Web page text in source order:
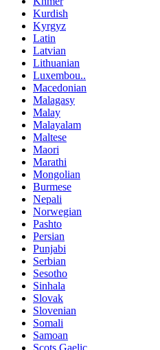
Kurdish
Kyrgyz
Latin
Latvian
Lithuanian
Luxembou..
Macedonian
Malagasy
Malay
Malayalam
Maltese
Maori
Marathi
Mongolian
Burmese
Nepali
Norwegian
Pashto
Persian
Punjabi
Serbian
Sesotho
Sinhala
Slovak
Slovenian
Somali
Samoan
Scots Gaelic